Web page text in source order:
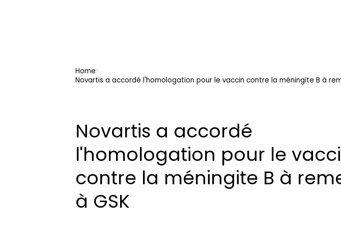
Home
Novartis a accordé l'homologation pour le vaccin contre la méningite B à
Novartis a accordé
l'homologation pour le
contre la méningite B à
à GSK